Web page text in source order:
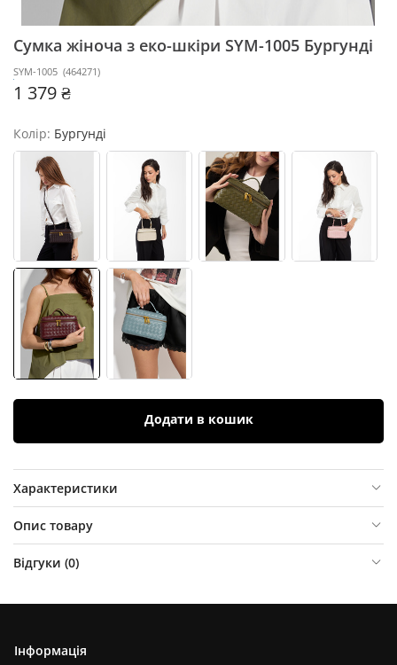
Сумка жіноча з еко-шкіри SYM-1005 Бургунді
SYM-1005 (464271)
1 379 ₴
Колір: Бургунді
Додати в кошик
Характеристики
Опис товару
Відгуки (0)
Інформація